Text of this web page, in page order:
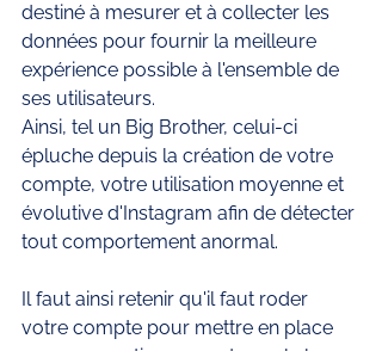
destiné à mesurer et à collecter les
données pour fournir la meilleure
expérience possible à l'ensemble de
ses utilisateurs.
Ainsi, tel un Big Brother, celui-ci
épluche depuis la création de votre
compte, votre utilisation moyenne et
évolutive d'Instagram afin de détecter
tout comportement anormal.
Il faut ainsi retenir qu'il faut roder
votre compte pour mettre en place